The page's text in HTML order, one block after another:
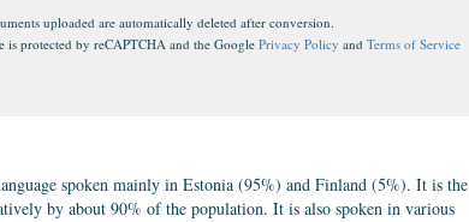
uploaded are automatically deleted after conversion.
is protected by reCAPTCHA and the GooglePrivacy Policy andTerms of Service
spoken mainly in Estonia (95%) and Finland (5%). It is the
by about 90% of the population. It is also spoken in various